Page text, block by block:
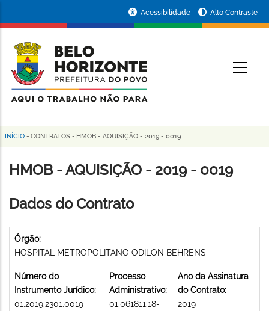
conteúdo
principal
da
Prefeitura
de
Horizonte
Acessibilidade Alto Contraste
Trilha
de
INÍCIO - CONTRATOS - HMOB - AQUISIÇÃO - 2019 - 0019
HMOB - AQUISIÇÃO - 2019 - 0019
Dados do Contrato
Órgão:
HOSPITAL METROPOLITANO ODILON BEHRENS
Número do
Instrumento Jurídico:
01.2019.2301.0019
Processo
Administrativo:
01.061811.18-
Ano da Assinatura
do Contrato:
2019